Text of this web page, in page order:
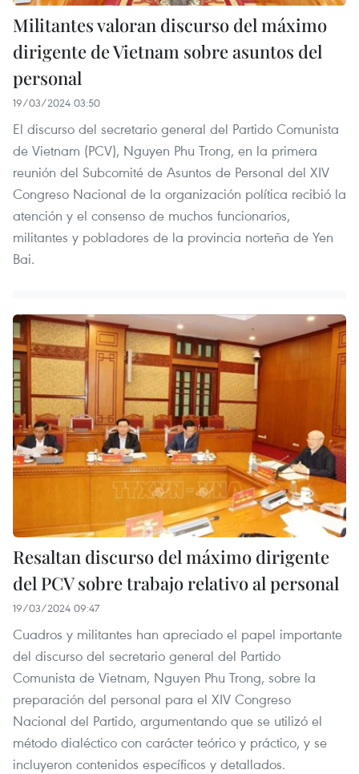
Militantes valoran discurso del máximo
dirigente de Vietnam sobre asuntos del
personal
19/03/2024 03:50
El discurso del secretario general del Partido Comunista
de Vietnam (PCV), Nguyen Phu Trong, en la primera
reunión del Subcomité de Asuntos de Personal del XIV
Congreso Nacional de la organización política recibió la
atención y el consenso de muchos funcionarios,
militantes y pobladores de la provincia norteña de Yen
Bai.
Resaltan discurso del máximo dirigente
del PCV sobre trabajo relativo al personal
19/03/2024 09:47
Cuadros y militantes han apreciado el papel importante
del discurso del secretario general del Partido
Comunista de Vietnam, Nguyen Phu Trong, sobre la
preparación del personal para el XIV Congreso
Nacional del Partido, argumentando que se utilizó el
método dialéctico con carácter teórico y práctico, y se
incluyeron contenidos específicos y detallados.